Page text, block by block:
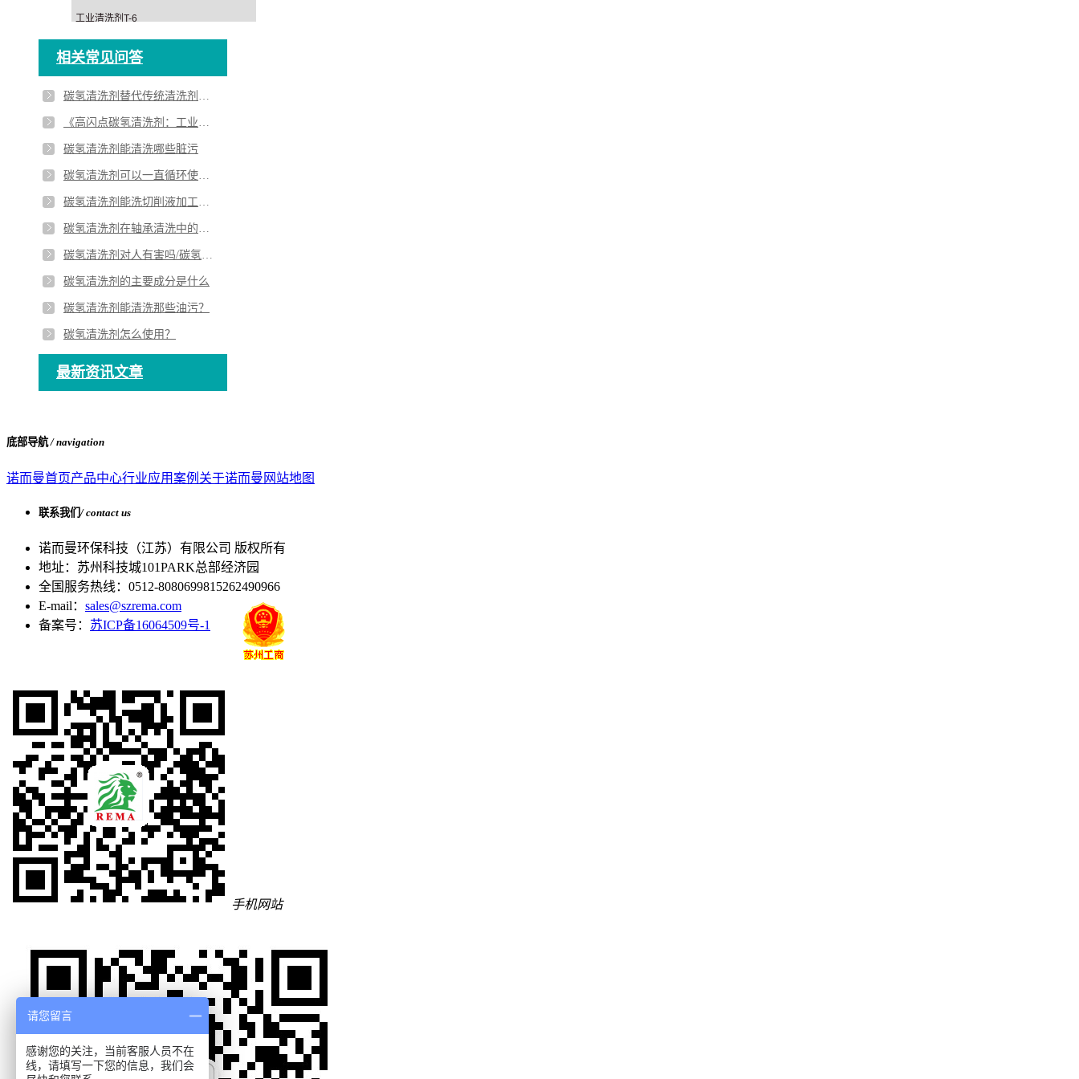
工业清洗剂T-6
相关常见问答
碳氢清洗剂替代传统清洗剂的趋势
《高闪点碳氢清洗剂：工业清洁的专业之选》
碳氢清洗剂能清洗哪些脏污
碳氢清洗剂可以一直循环使用么？
碳氢清洗剂能洗切削液加工后的零件吗？
碳氢清洗剂在轴承清洗中的应用
碳氢清洗剂对人有害吗/碳氢清洗剂使用需要注意哪些
碳氢清洗剂的主要成分是什么
碳氢清洗剂能清洗那些油污？
碳氢清洗剂怎么使用？
最新资讯文章
底部导航/ navigation
诺而曼首页产品中心行业应用案例 关于诺而曼 网站地图
联系我们 / contact us
诺而曼环保科技（江苏）有限公司 版权所有
地址：苏州科技城101PARK总部经济园
全国服务热线：0512-8080699815262490966
E-mail： sales@szrema.com
备案号： 苏ICP备16064509号-1
手机网站
请您留言
感谢您的关注，当前客服人员不在
线，请填写一下您的信息，我们会